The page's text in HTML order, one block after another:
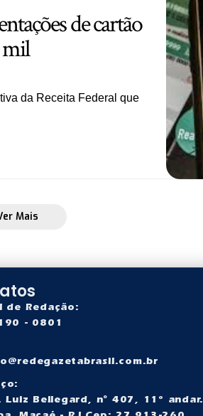
de cartão
mil
da Receita Federal que
Mais
de Redação:
- 0801
Luiz Bellegard, nº 407, 11° andar.